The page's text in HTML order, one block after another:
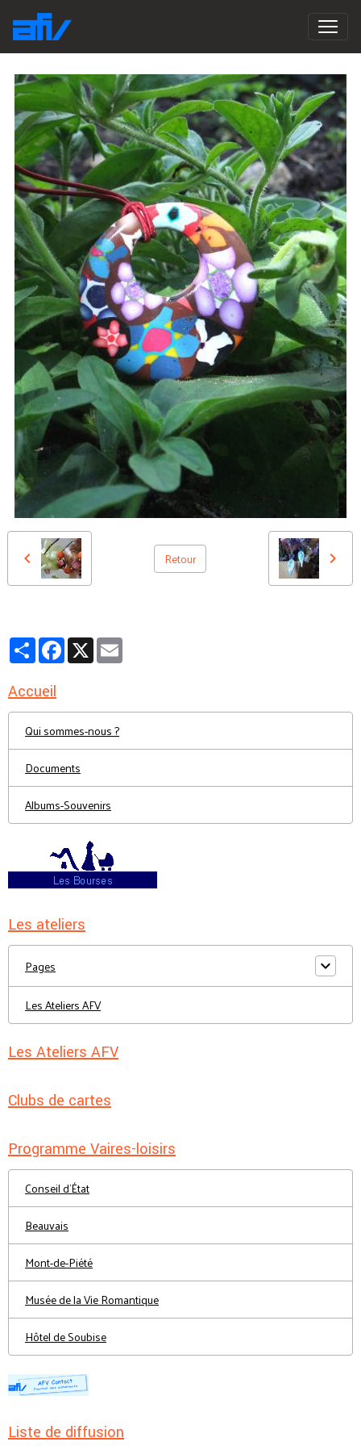
Retour
PartagerFacebook
X
Accueil
Qui sommes-nous ?
Documents
Albums-Souvenirs
Les ateliers
Pages
Les Ateliers AFV
Les Ateliers AFV
Clubs de cartes
Programme Vaires-loisirs
Conseil d'État
Beauvais
Mont-de-Piété
Musée de la Vie Romantique
Hôtel de Soubise
Liste de diffusion